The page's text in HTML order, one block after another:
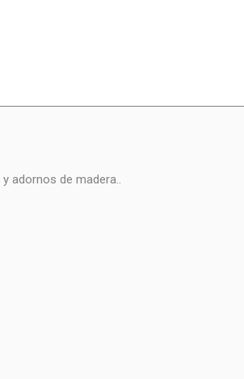
adornos de madera..